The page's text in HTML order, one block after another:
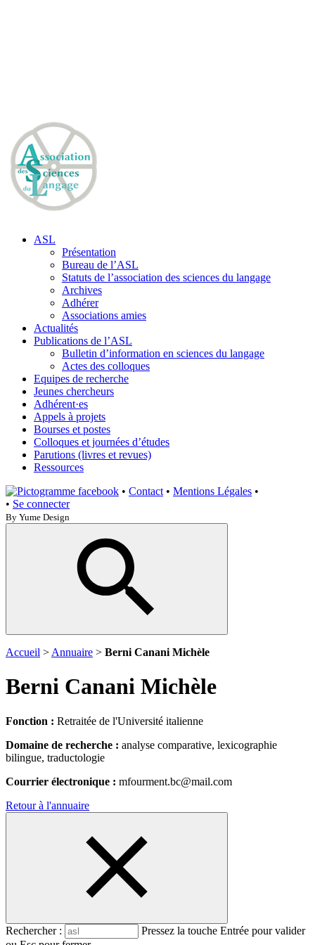
ASL
Présentation
Bureau de l’ASL
Statuts de l’association des sciences du langage
Archives
Adhérer
Associations amies
Actualités
Publications de l’ASL
Bulletin d’information en sciences du langage
Actes des colloques
Equipes de recherche
Jeunes chercheurs
Adhérent·es
Appels à projets
Bourses et postes
Colloques et journées d’études
Parutions (livres et revues)
Ressources
• Contact • Mentions Légales •
• Se connecter
By Yume Design
Accueil > Annuaire > Berni Canani Michèle
Berni Canani Michèle
Fonction : Retraitée de l'Université italienne
Domaine de recherche : analyse comparative, lexicographie
bilingue, traductologie
Courrier électronique : mfourment.bc@mail.com
Retour à l'annuaire
Rechercher :
Pressez la touche Entrée pour valider